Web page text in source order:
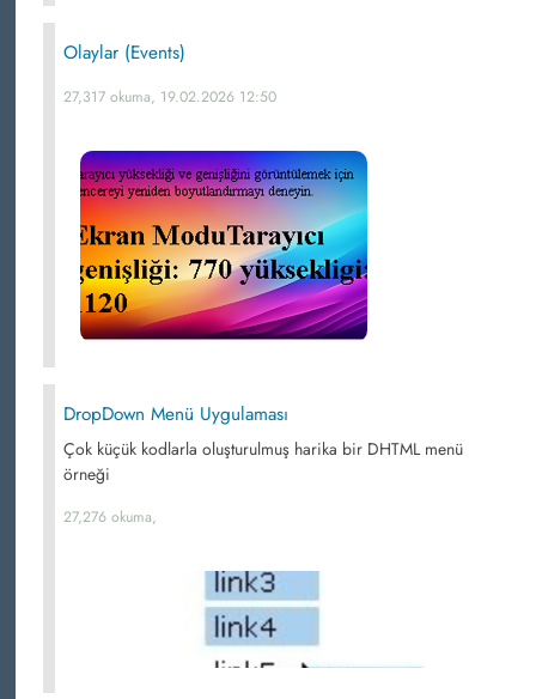
Olaylar (Events)
27,317 okuma, 19.02.2026 12:50
DropDown Menü Uygulaması
Çok küçük kodlarla oluşturulmuş harika bir DHTML menü
örneği
27,276 okuma,